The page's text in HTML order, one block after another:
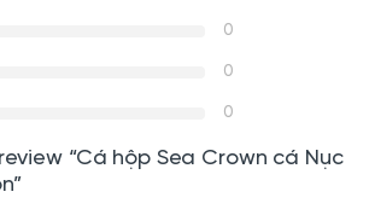
0
0
0
“Cá hộp Sea Crown cá Nục